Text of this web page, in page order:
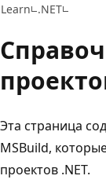
Learn .NET
Эта страница
MSBuild,
проектов .NET.